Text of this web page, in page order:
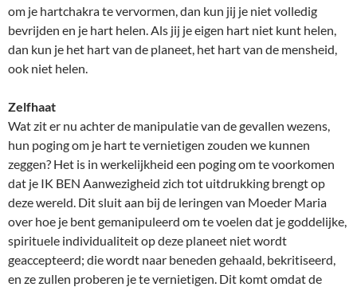
om je hartchakra te vervormen, dan kun jij je niet volledig
bevrijden en je hart helen. Als jij je eigen hart niet kunt helen,
dan kun je het hart van de planeet, het hart van de mensheid,
ook niet helen.
Zelfhaat
Wat zit er nu achter de manipulatie van de gevallen wezens,
hun poging om je hart te vernietigen zouden we kunnen
zeggen? Het is in werkelijkheid een poging om te voorkomen
dat je IK BEN Aanwezigheid zich tot uitdrukking brengt op
deze wereld. Dit sluit aan bij de leringen van Moeder Maria
over hoe je bent gemanipuleerd om te voelen dat je goddelijke,
spirituele individualiteit op deze planeet niet wordt
geaccepteerd; die wordt naar beneden gehaald, bekritiseerd,
en ze zullen proberen je te vernietigen. Dit komt omdat de